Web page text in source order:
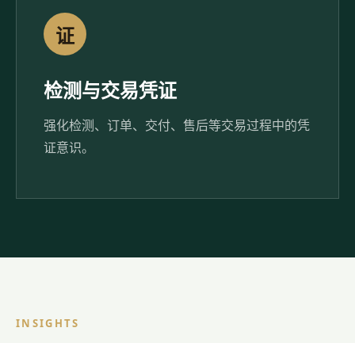
证
检测与交易凭证
强化检测、订单、交付、售后等交易过程中的凭
证意识。
INSIGHTS